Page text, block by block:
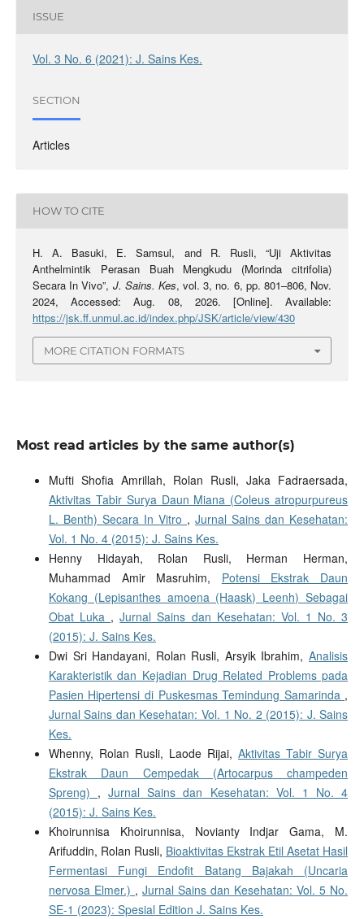
ISSUE
Vol. 3 No. 6 (2021): J. Sains Kes.
SECTION
Articles
HOW TO CITE
H. A. Basuki, E. Samsul, and R. Rusli, “Uji Aktivitas
Anthelmintik Perasan Buah Mengkudu (Morinda citrifolia)
Secara In Vivo”, J. Sains. Kes, vol. 3, no. 6, pp. 801–806, Nov.
2024, Accessed: Aug. 08, 2026. [Online]. Available:
https://jsk.ff.unmul.ac.id/index.php/JSK/article/view/430
MORE CITATION FORMATS
Most read articles by the same author(s)
Mufti Shofia Amrillah, Rolan Rusli, Jaka Fadraersada,
Aktivitas Tabir Surya Daun Miana (Coleus atropurpureus
L. Benth) Secara In Vitro ,Jurnal Sains dan Kesehatan:
Vol. 1 No. 4 (2015): J. Sains Kes.
Henny Hidayah, Rolan Rusli, Herman Herman,
Muhammad Amir Masruhim, Potensi Ekstrak Daun
Kokang (Lepisanthes amoena (Haask) Leenh) Sebagai
Obat Luka ,Jurnal Sains dan Kesehatan: Vol. 1 No. 3
(2015): J. Sains Kes.
Dwi Sri Handayani, Rolan Rusli, Arsyik Ibrahim,Analisis
Karakteristik dan Kejadian Drug Related Problems pada
Pasien Hipertensi di Puskesmas Temindung Samarinda ,
Jurnal Sains dan Kesehatan: Vol. 1 No. 2 (2015): J. Sains
Kes.
Whenny, Rolan Rusli, Laode Rijai,Aktivitas Tabir Surya
Ekstrak Daun Cempedak (Artocarpus champeden
Spreng) ,Jurnal Sains dan Kesehatan: Vol. 1 No. 4
(2015): J. Sains Kes.
Khoirunnisa Khoirunnisa, Novianty Indjar Gama, M.
Arifuddin, Rolan Rusli, Bioaktivitas Ekstrak Etil Asetat Hasil
Fermentasi Fungi Endofit Batang Bajakah (Uncaria
nervosa Elmer.) , Jurnal Sains dan Kesehatan: Vol. 5 No.
SE-1 (2023): Spesial Edition J. Sains Kes.